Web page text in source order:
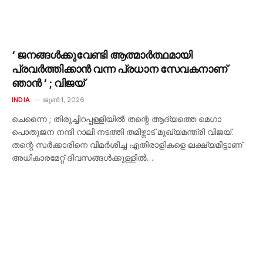
‘ ജനങ്ങൾക്കുവേണ്ടി ആത്മാർത്ഥമായി
പ്രവർത്തിക്കാൻ വന്ന പ്രധാന സേവകനാണ്
ഞാൻ ‘ ; വിജയ്
INDIA ജൂൺ 1, 2026
ചെന്നൈ ; തിരുച്ചിറപ്പള്ളിയിൽ തന്റെ ആദ്യത്തെ മെഗാ
പൊതുജന നന്ദി റാലി നടത്തി തമിഴ്നാട് മുഖ്യമന്ത്രി വിജയ്.
തന്റെ സർക്കാരിനെ വിമർശിച്ച എതിരാളികളെ ലക്ഷ്യമിട്ടാണ്
അധികാരമേറ്റ് ദിവസങ്ങൾക്കുള്ളിൽ…